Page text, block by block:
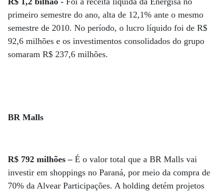
primeiro semestre do ano, alta de 12,1% ante o mesmo
semestre de 2010. No período, o lucro líquido foi de R$
92,6 milhões e os investimentos consolidados do grupo
somaram R$ 237,6 milhões.
BR Malls
R$ 792 milhões –É o valor total que a BR Malls vai
investir em shoppings no Paraná, por meio da compra de
70% da Alvear Participações. A holding detém projetos